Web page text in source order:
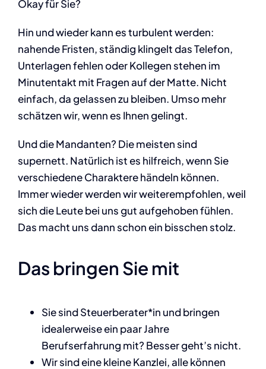
Okay für Sie?
Hin und wieder kann es turbulent werden:
nahende Fristen, ständig klingelt das Telefon,
Unterlagen fehlen oder Kollegen stehen im
Minutentakt mit Fragen auf der Matte. Nicht
einfach, da gelassen zu bleiben. Umso mehr
schätzen wir, wenn es Ihnen gelingt.
Und die Mandanten? Die meisten sind
supernett. Natürlich ist es hilfreich, wenn Sie
verschiedene Charaktere händeln können.
Immer wieder werden wir weiterempfohlen, weil
sich die Leute bei uns gut aufgehoben fühlen.
Das macht uns dann schon ein bisschen stolz.
Das bringen Sie mit
Sie sind Steuerberater*in und bringen
idealerweise ein paar Jahre
Berufserfahrung mit? Besser geht’s nicht.
Wir sind eine kleine Kanzlei, alle können